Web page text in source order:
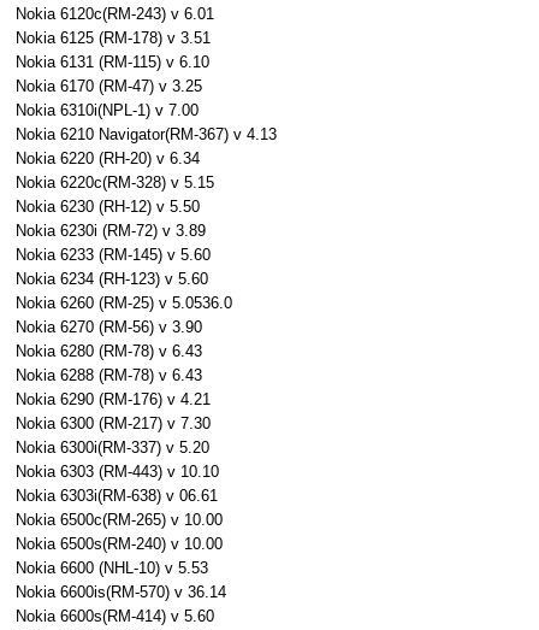
Nokia 6120c(RM-243) v 6.01
Nokia 6125 (RM-178) v 3.51
Nokia 6131 (RM-115) v 6.10
Nokia 6170 (RM-47) v 3.25
Nokia 6310i(NPL-1) v 7.00
Nokia 6210 Navigator(RM-367) v 4.13
Nokia 6220 (RH-20) v 6.34
Nokia 6220c(RM-328) v 5.15
Nokia 6230 (RH-12) v 5.50
Nokia 6230i (RM-72) v 3.89
Nokia 6233 (RM-145) v 5.60
Nokia 6234 (RH-123) v 5.60
Nokia 6260 (RM-25) v 5.0536.0
Nokia 6270 (RM-56) v 3.90
Nokia 6280 (RM-78) v 6.43
Nokia 6288 (RM-78) v 6.43
Nokia 6290 (RM-176) v 4.21
Nokia 6300 (RM-217) v 7.30
Nokia 6300i(RM-337) v 5.20
Nokia 6303 (RM-443) v 10.10
Nokia 6303i(RM-638) v 06.61
Nokia 6500c(RM-265) v 10.00
Nokia 6500s(RM-240) v 10.00
Nokia 6600 (NHL-10) v 5.53
Nokia 6600is(RM-570) v 36.14
Nokia 6600s(RM-414) v 5.60